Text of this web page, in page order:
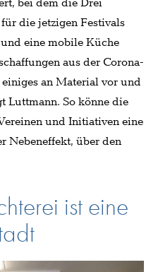
bei dem die Drei
die jetzigen Festivals
eine mobile Küche
aus der Corona-
an Material vor und
Luttmann. So könne die
und Initiativen eine
Nebeneffekt, über den
ist eine